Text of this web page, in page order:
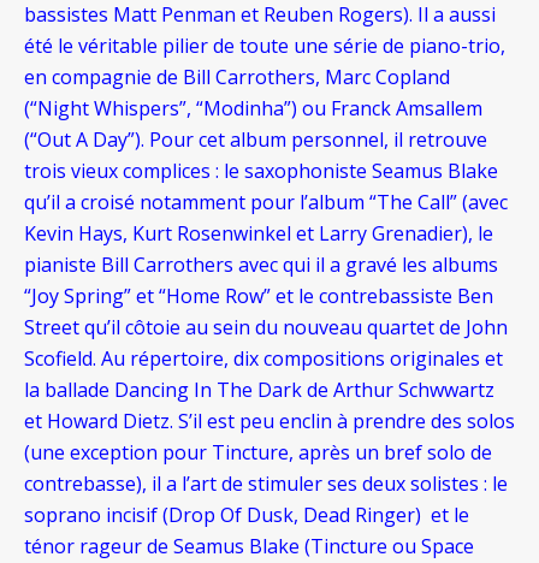
bassistes Matt Penman et Reuben Rogers). Il a aussi
été le véritable pilier de toute une série de piano-trio,
en compagnie de Bill Carrothers, Marc Copland
(“Night Whispers”, “Modinha”) ou Franck Amsallem
(“Out A Day”). Pour cet album personnel, il retrouve
trois vieux complices : le saxophoniste Seamus Blake
qu’il a croisé notamment pour l’album “The Call” (avec
Kevin Hays, Kurt Rosenwinkel et Larry Grenadier), le
pianiste Bill Carrothers avec qui il a gravé les albums
“Joy Spring” et “Home Row” et le contrebassiste Ben
Street qu’il côtoie au sein du nouveau quartet de John
Scofield. Au répertoire, dix compositions originales et
la ballade Dancing In The Dark de Arthur Schwwartz
et Howard Dietz. S’il est peu enclin à prendre des solos
(une exception pour Tincture, après un bref solo de
contrebasse), il a l’art de stimuler ses deux solistes : le
soprano incisif (Drop Of Dusk, Dead Ringer) et le
ténor rageur de Seamus Blake (Tincture ou Space